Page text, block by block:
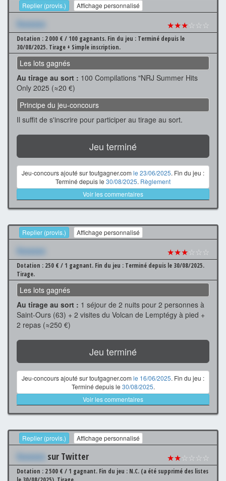
Replier (provis.) Affichage personnalisé
Xxxxxxx ★★★☆☆☆
Dotation : 2 000 € / 100 gagnants. Fin du jeu : Terminé depuis le
30/08/2025. Tirage + Simple inscription.
Les lots gagnés
Au tirage au sort : 100 Compilations "NRJ Summer Hits
Only 2025 (≈20 €)
Principe du jeu-concours
Il suffit de s'inscrire pour participer au tirage au sort.
Jeu terminé
Jeu-concours ajouté sur toutgagner.com le 23/06/2025. Fin du jeu :
Terminé depuis le 30/08/2025. Règlement
Voir les commentaires
Replier (provis.) Affichage personnalisé
Xxxxxxx ★★★☆☆☆
Dotation : 250 € / 1 gagnant. Fin du jeu : Terminé depuis le 30/08/2025.
Tirage.
Les lots gagnés
Au tirage au sort : 1 séjour de 2 nuits pour 2 personnes à
Saint-Ours (63) + 2 visites du Volcan de Lemptégy à pied +
2 repas (≈250 €)
Jeu terminé
Jeu-concours ajouté sur toutgagner.com le 16/06/2025. Fin du jeu :
Terminé depuis le 30/08/2025.
Voir les commentaires
Replier (provis.) Affichage personnalisé
Xxxxxxx sur Twitter ★★☆☆☆☆
Dotation : 2 500 € / 1 gagnant. Fin du jeu : N.C. (a été supprimé des listes